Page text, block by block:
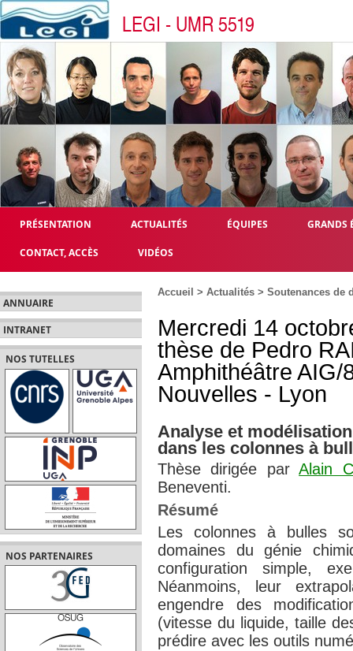
LEGI - UMR 5519
PRÉSENTATION ACTUALITÉS ÉQUIPES GRANDS
CONTACT, ACCÈS VIDÉOS
ANNUAIRE
INTRANET
NOS TUTELLES
NOS PARTENAIRES
Accueil > Actualités > Soutenances de
Mercredi 14
thèse de Pedro
Amphithéâtre AIG/
Nouvelles - Lyon
Analyse et
dans les colonnes à
Thèse dirigée parAlain
Beneventi.
Résumé
Les colonnes à bulles
domaines du génie
configuration simple,
Néanmoins, leur
engendre des
(vitesse du liquide, taille
prédire avec les outils